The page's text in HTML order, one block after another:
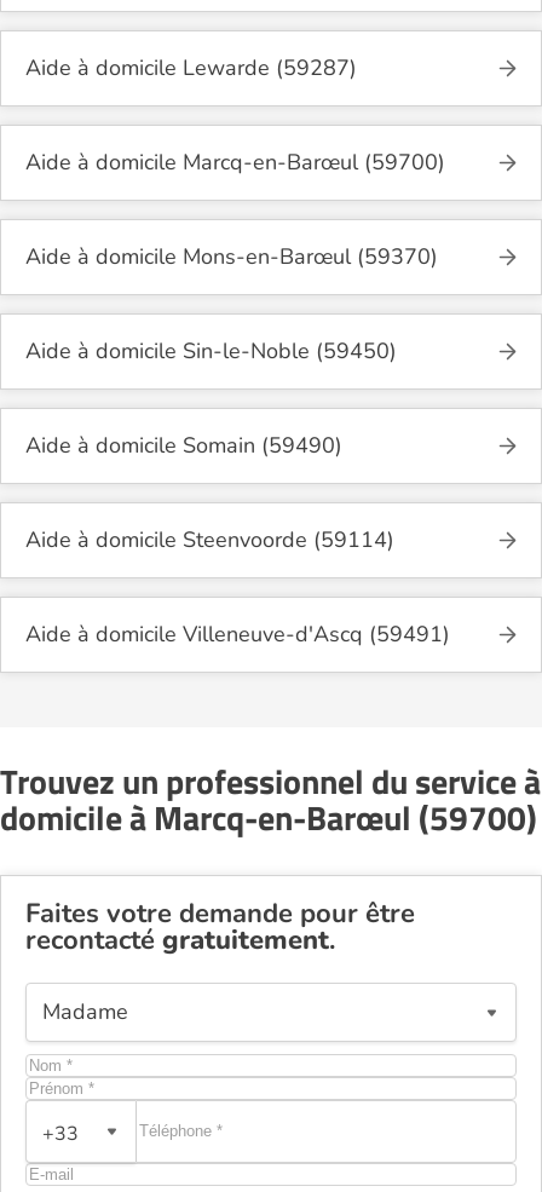
Aide à domicile Lewarde (59287)
Aide à domicile Marcq-en-Barœul (59700)
Aide à domicile Mons-en-Barœul (59370)
Aide à domicile Sin-le-Noble (59450)
Aide à domicile Somain (59490)
Aide à domicile Steenvoorde (59114)
Aide à domicile Villeneuve-d'Ascq (59491)
Trouvez un professionnel du service à
domicile à Marcq-en-Barœul (59700)
Faites votre demande pour être
recontacté gratuitement.
+33